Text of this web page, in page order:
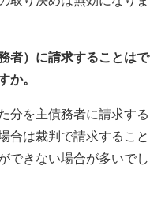
者）に請求することはで
か。
分を主債務者に請求する
合は裁判で請求すること
できない場合が多いでし